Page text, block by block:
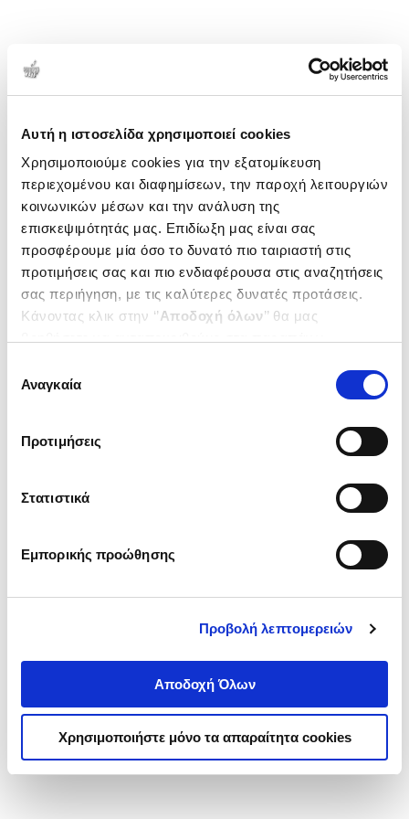
Αυτή η ιστοσελίδα χρησιμοποιεί cookies
Χρησιμοποιούμε cookies για την εξατομίκευση
περιεχομένου και διαφημίσεων, την παροχή λειτουργιών
κοινωνικών μέσων και την ανάλυση της
επισκεψιμότητάς μας. Επιδίωξη μας είναι σας
προσφέρουμε μία όσο το δυνατό πιο ταιριαστή στις
προτιμήσεις σας και πιο ενδιαφέρουσα στις αναζητήσεις
σας περιήγηση, με τις καλύτερες δυνατές προτάσεις.
Κάνοντας κλικ στην ‘’Αποδοχή όλων’’ θα μας
ενδιαφέρουν και να επιλέξετε από τα παρακάτω με την
΄΄και να ενημερωθείτε σχετικά με
συγκατάθεσης
Αναγκαία
Προτιμήσεις
Στατιστικά
Εμπορικής προώθησης
Προβολή λεπτομερειών
Αποδοχή Όλων
Χρησιμοποιήστε μόνο τα απαραίτητα cookies